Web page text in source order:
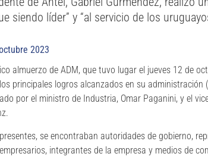
siendo líder” y “al servicio de los
2023
almuerzo de ADM, que tuvo lugar el jueves 12 de
principales logros alcanzados en su administración
por el ministro de Industria, Omar Paganini, y el
se encontraban autoridades de gobierno,
integrantes de la empresa y medios de